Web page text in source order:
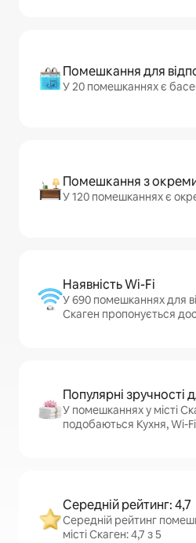
Помешкання для
У 20 помешканнях є
Помешкання з
У 120 помешканнях є
Наявність Wi-Fi
У 690 помешканнях для
Скаген пропонується
Популярні зручності
У помешканнях у місті
подобаються Кухня, Wi-Fi
Середній рейтинг: 4,7
Середній рейтинг
місті Скаген: 4,7 з 5